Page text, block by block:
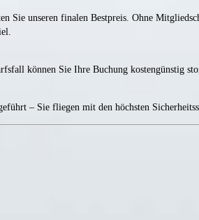
unseren finalen Bestpreis. Ohne
können Sie Ihre Buchung kostengünstig
– Sie fliegen mit den höchsten